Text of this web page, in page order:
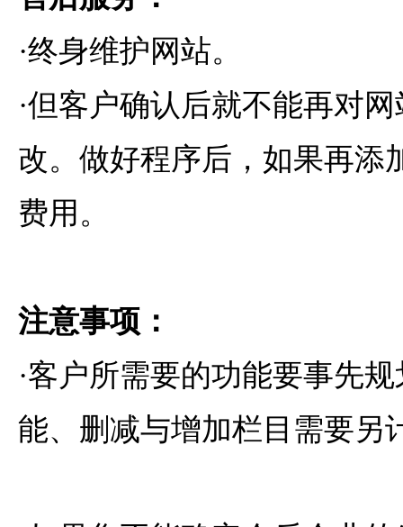
·终身维护网站。
·但客户确认后就不能再对
改。做好程序后，如果再添
费用。
注意事项：
·客户所需要的功能要事先
能、删减与增加栏目需要另